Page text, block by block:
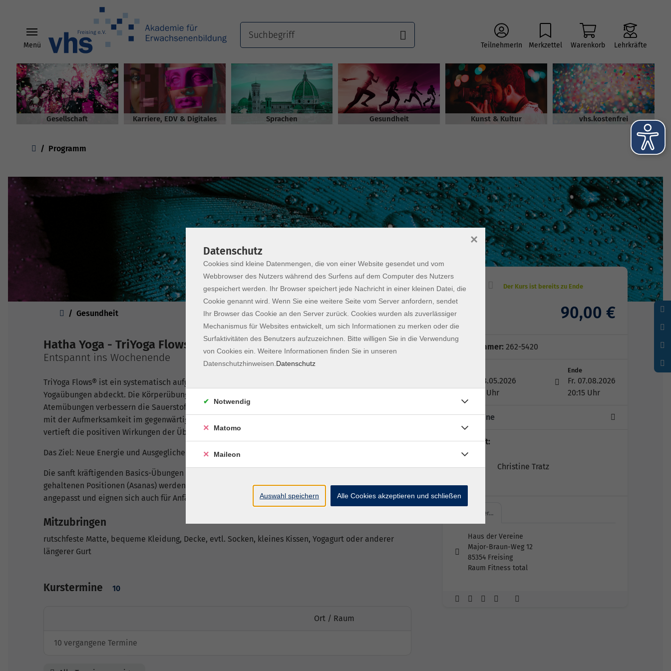
Menü TeilnehmerIn Merkzettel Warenkorb Lehrkräfte
Gesellschaft Karriere, EDV & Digitales Sprachen Gesundheit Kunst & Kultur vhs.kostenfrei
You are here:
Programm
Sie sind hier:
Gesundheit
Hatha Yoga - TriYoga Flows® Basics
Entspannt ins Wochenende
TriYoga Flows® ist ein systematisch aufgebauter Hatha Yoga Stil, der sämtliche traditionellen
Yogaübungen abdeckt. Die Körperübungen verbessern die Beweglichkeit und kräftigen den Körper.
Atemübungen verbessern die Sauerstoffzufuhr und die Wirksamkeit der Körperübungen und helfen,
mit der Aufmerksamkeit im gegenwärtigen Augenblick zu bleiben. Die abschließende Entspannung
vertieft die positiven Wirkungen der Übungen, baut Verspannungen ab und Gelassenheit auf.
Das Ziel: Neue Energie und Ausgeglichenheit
Die sanft kräftigenden Basics-Übungen aus fließenden, wellenartigen Bewegungen (Flows) und
gehaltenen Positionen (Asanas) werden den jeweiligen Voraussetzungen der KursteilnehmerInnen
angepasst und eignen sich auch für AnfängerInnen und Ungeübte.
Mitzubringen
rutschfeste Matte, bequeme Kleidung, Decke, evtl. Socken, kleines Kissen, Yogagurt oder anderer
längerer Gurt
Kurstermine 10
Ort / Raum
10 vergangene Termine
Gebühr 90,00 €
Kursnummer: 262-5420
Fr. 08.05.2026
19:15 Uhr
Ende
Fr. 07.08.2026
20:15 Uhr
10 Termine
Lehrkraft:
Christine Tratz
Haus der…
Haus der Vereine
Major-Braun-Weg 12
85354 Freising
Raum Fitness total
Datenschutz
Cookies sind kleine Datenmengen, die von einer Website gesendet und vom
Webbrowser des Nutzers während des Surfens auf dem Computer des Nutzers
gespeichert werden. Ihr Browser speichert jede Nachricht in einer kleinen Datei, die
Cookie genannt wird. Wenn Sie eine weitere Seite vom Server anfordern, sendet
Ihr Browser das Cookie an den Server zurück. Cookies wurden als zuverlässiger
Mechanismus für Websites entwickelt, um sich Informationen zu merken oder die
Surfaktivitäten des Benutzers aufzuzeichnen. Bitte willigen Sie in die Verwendung
von Cookies ein. Weitere Informationen finden Sie in unseren
Datenschutzhinweisen. Datenschutz
×
Notwendig
Matomo
Maileon
Auswahl speichern Alle Cookies akzeptieren und schließen